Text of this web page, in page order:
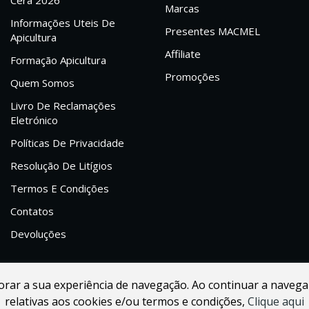
a sua experiência de navegação. Ao continuar a
relativas aos cookies e/ou termos e condições, Clique aqui
Informações Uteis De
Apicultura
Formação Apicultura
Quem Somos
Livro De Reclamações
Eletrónico
Políticas De Privacidade
Resolução De Litígios
Termos E Condições
Contatos
Devoluções
Marcas
Presentes MACMEL
Affiliate
Promoções